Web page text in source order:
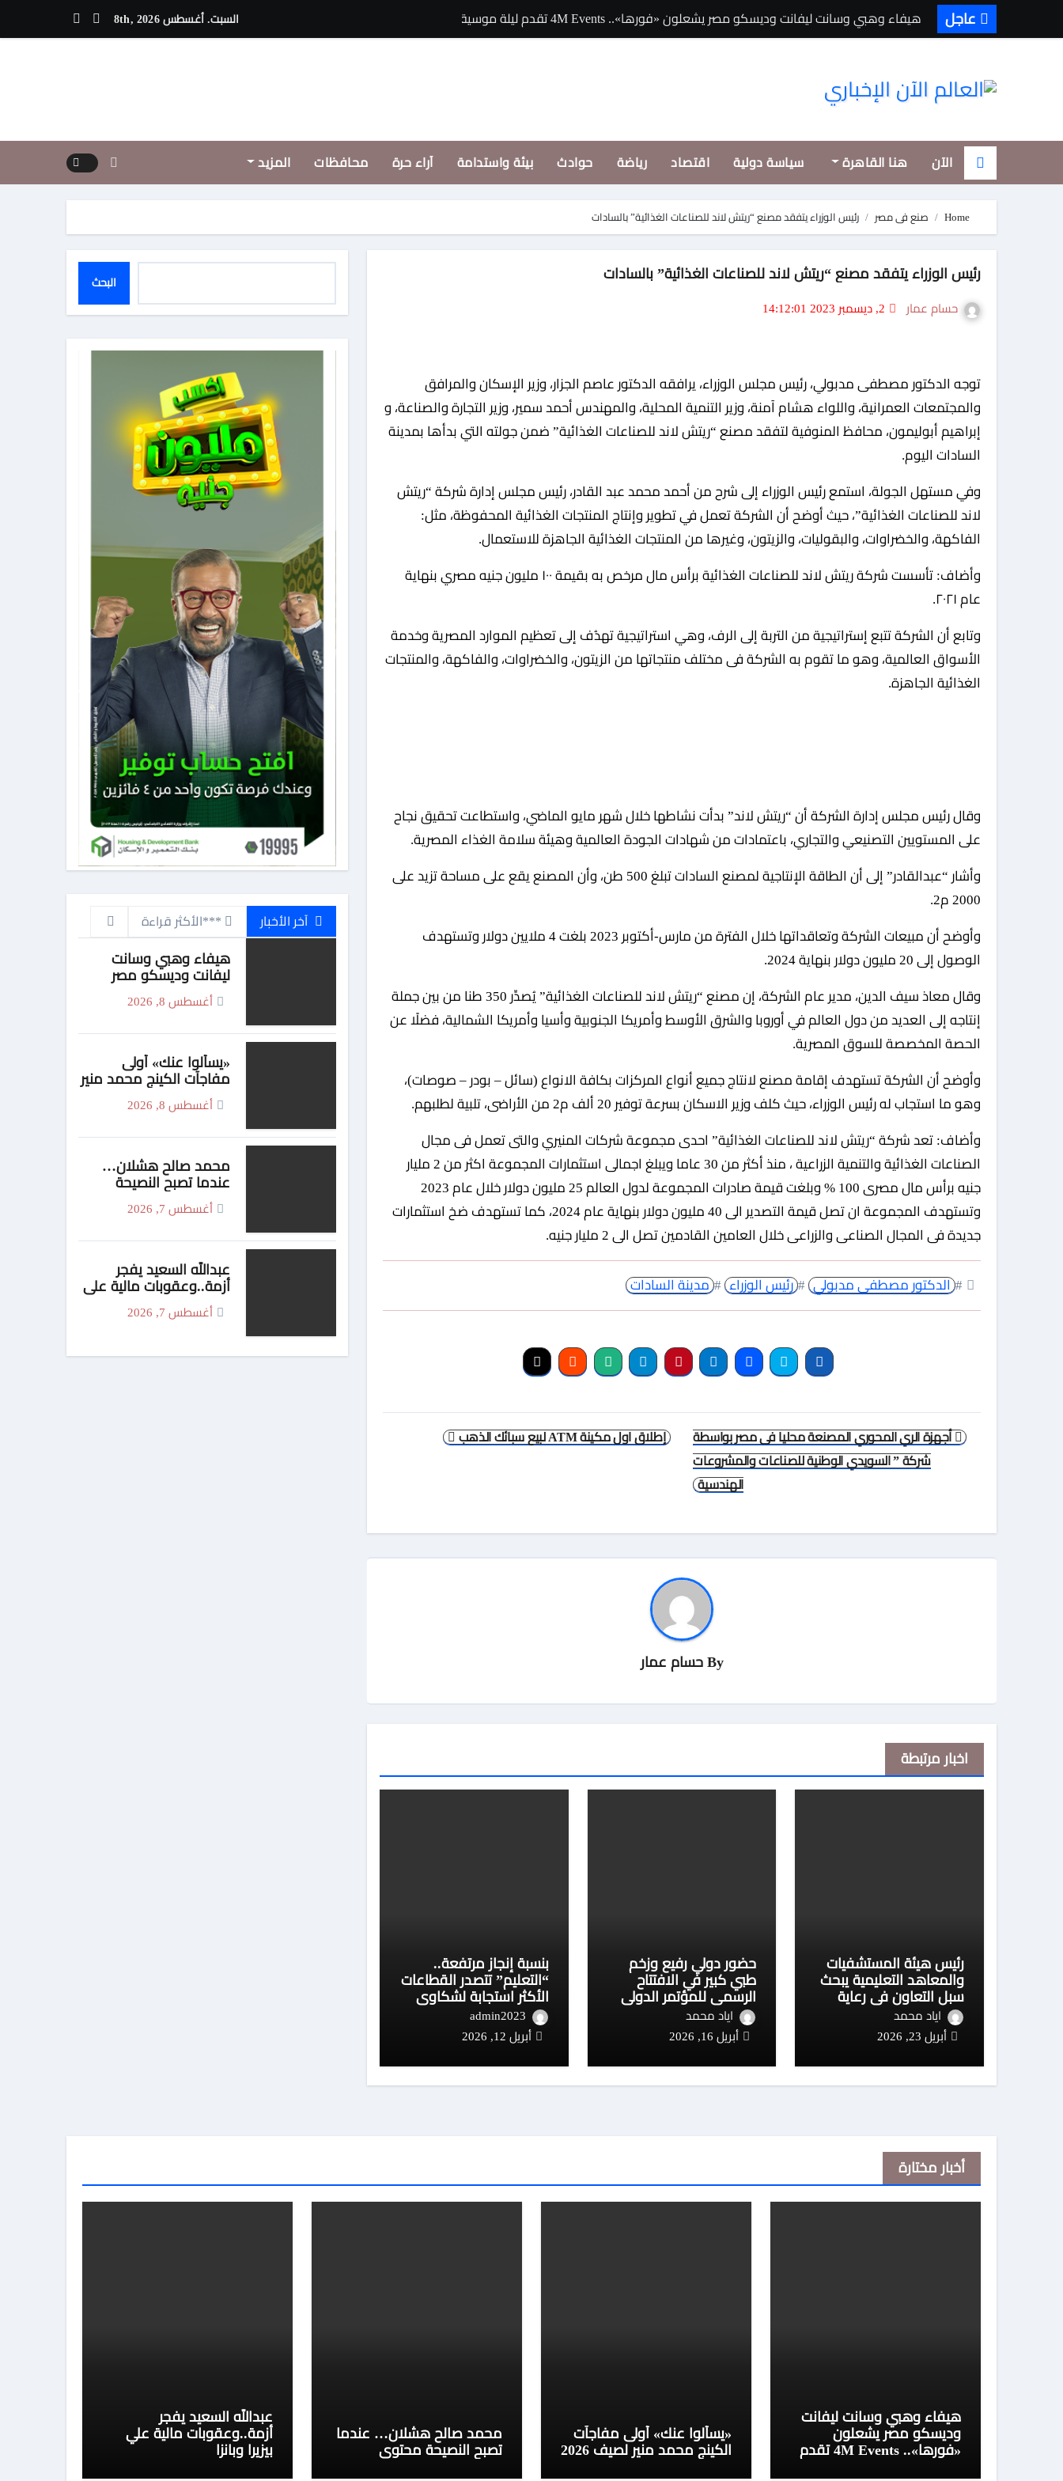
عاجل هيفاء وهبي وسانت ليفانت وديسكو مصر يشعلون «فورها».. 4M Events تقدم ليلة موسيقية استثنائية في موسم جدة «يسألوا عنك» أولى مفاجآت الكينج محمد منير لصيف 2026
السبت. أغسطس 8th, 2026
الآن هنا القاهرة سياسة دولية اقتصاد رياضة حوادث بيئة واستدامة آراء حرة محافظات المزيد
Home صنع فى مصر رئيس الوزراء يتفقد مصنع “ريتش لاند للصناعات الغذائية” بالسادات
رئيس الوزراء يتفقد مصنع “ريتش لاند للصناعات الغذائية” بالسادات
حسام عمار
توجه الدكتور مصطفى مدبولي، رئيس مجلس الوزراء، يرافقه الدكتور عاصم الجزار، وزير الإسكان والمرافق
والمجتمعات العمرانية، واللواء هشام آمنة، وزير التنمية المحلية، والمهندس أحمد سمير، وزير التجارة والصناعة، و
إبراهيم أبوليمون، محافظ المنوفية لتفقد مصنع “ريتش لاند للصناعات الغذائية” ضمن جولته التي بدأها بمدينة
السادات اليوم.
وفي مستهل الجولة، استمع رئيس الوزراء إلى شرح من أحمد محمد عبد القادر، رئيس مجلس إدارة شركة “ريتش
لاند للصناعات الغذائية”، حيث أوضح أن الشركة تعمل في تطوير وإنتاج المنتجات الغذائية المحفوظة، مثل:
الفاكهة، والخضراوات، والبقوليات، والزيتون، وغيرها من المنتجات الغذائية الجاهزة للاستعمال.
وأضاف: تأسست شركة ريتش لاند للصناعات الغذائية برأس مال مرخص به بقيمة ١٠٠ مليون جنيه مصري بنهاية
عام ٢٠٢١.
وتابع أن الشركة تتبع إستراتيجية من التربة إلى الرف، وهي استراتيجية تهدُف إلى تعظيم الموارد المصرية وخدمة
الأسواق العالمية، وهو ما تقوم به الشركة فى مختلف منتجاتها من الزيتون، والخضراوات، والفاكهة، والمنتجات
الغذائية الجاهزة.
وقال رئيس مجلس إدارة الشركة أن “ريتش لاند” بدأت نشاطها خلال شهر مايو الماضي، واستطاعت تحقيق نجاح
على المستويين التصنيعي والتجاري، باعتمادات من شهادات الجودة العالمية وهيئة سلامة الغذاء المصرية.
وأشار “عبدالقادر” إلى أن الطاقة الإنتاجية لمصنع السادات تبلغ 500 طن، وأن المصنع يقع على مساحة تزيد على
2000 م2.
وأوضح أن مبيعات الشركة وتعاقداتها خلال الفترة من مارس-أكتوبر 2023 بلغت 4 ملايين دولار وتستهدف
الوصول إلى 20 مليون دولار بنهاية 2024.
وقال معاذ سيف الدين، مدير عام الشركة، إن مصنع “ريتش لاند للصناعات الغذائية” يُصدِّر 350 طنا من بين جملة
إنتاجه إلى العديد من دول العالم في أوروبا والشرق الأوسط وأمريكا الجنوبية وأسيا وأمريكا الشمالية، فضلًا عن
الحصة المخصصة للسوق المصرية.
وأوضح أن الشركة تستهدف إقامة مصنع لانتاج جميع أنواع المركزات بكافة الانواع (سائل – بودر – صوصات)،
وهو ما استجاب له رئيس الوزراء، حيث كلف وزير الاسكان بسرعة توفير 20 ألف م2 من الأراضى، تلبية لطلبهم.
وأضاف: تعد شركة “ريتش لاند للصناعات الغذائية” احدى مجموعة شركات المنيري والتى تعمل فى مجال
الصناعات الغذائية والتنمية الزراعية ، منذ أكثر من 30 عاما ويبلغ اجمالى استثمارات المجموعة اكثر من 2 مليار
جنيه برأس مال مصرى 100 % وبلغت قيمة صادرات المجموعة لدول العالم 25 مليون دولار خلال عام 2023
وتستهدف المجموعة ان تصل قيمة التصدير الى 40 مليون دولار بنهاية عام 2024، كما تستهدف ضخ استثمارات
جديدة فى المجال الصناعى والزراعى خلال العامين القادمين تصل الى 2 مليار جنيه.
# الدكتور مصطفى مدبولي # رئيس الوزراء # مدينة السادات
تصفّح
المقالات
إطلاق اول مكينة ATM لبيع سبائك الذهب
أجهزة الري المحوري المصنعة محليا فى مصر بواسطة
شركة ” السويدي الوطنية للصناعات والمشروعات
الهندسية
By حسام عمار
اخبار مرتبطة
رئيس هيئة المستشفيات
والمعاهد التعليمية يبحث
سبل التعاون في رعاية
السكتة الدماغية
اياد محمد
أبريل 23, 2026
حضور دولي رفيع وزخم
طبي كبير في الافتتاح
الرسمي للمؤتمر الدولي
الثالث للسكتة الدماغية
اياد محمد
أبريل 16, 2026
بنسبة إنجاز مرتفعة..
“التعليم” تتصدر القطاعات
الأكثر استجابة لشكاوى
المواطنين
admin2023
أبريل 12, 2026
البحث
آخر الأخبار ***الأكثر قراءة
هيفاء وهبي وسانت
ليفانت وديسكو مصر
Events تقدم ليلةأغسطس 8, 2026
«يسألوا عنك» أولى
مفاجآت الكينج محمد منير
لصيف 2026
أغسطس 8, 2026
محمد صالح هشلان…
عندما تصبح النصيحة
محتوى
أغسطس 7, 2026
عبدالله السعيد يفجر
أزمة..وعقوبات مالية علي
بيزيرا وبانزا
أغسطس 7, 2026
أخبار مختارة
هيفاء وهبي وسانت ليفانت
وديسكو مصر يشعلون
«فورها».. 4M Events تقدم
«يسألوا عنك» أولى مفاجآت
الكينج محمد منير لصيف 2026
محمد صالح هشلان… عندما
تصبح النصيحة محتوى
عبدالله السعيد يفجر
أزمة..وعقوبات مالية علي
بيزيرا وبانزا